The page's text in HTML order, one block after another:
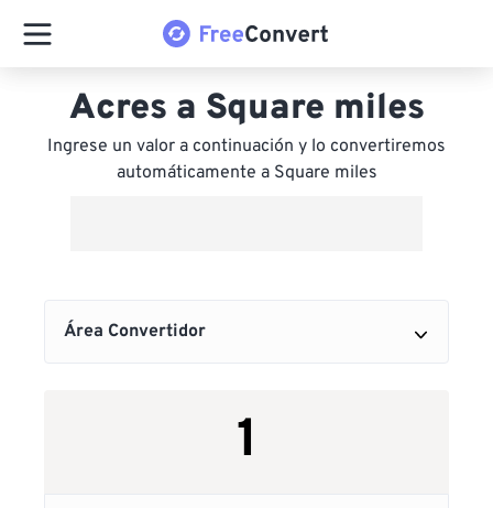
Acres a Square miles
Ingrese un valor a continuación y lo convertiremos
automáticamente a Square miles